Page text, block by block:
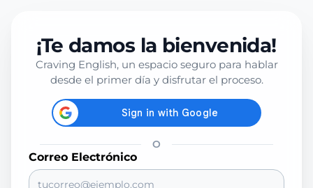
¡Te damos la bienvenida!
Craving English, un espacio seguro para hablar
desde el primer día y disfrutar el proceso.
O
Correo Electrónico